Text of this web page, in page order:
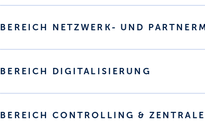
BEREICH NETZWERK- UND
BEREICH DIGITALISIERUNG
BEREICH CONTROLLING &